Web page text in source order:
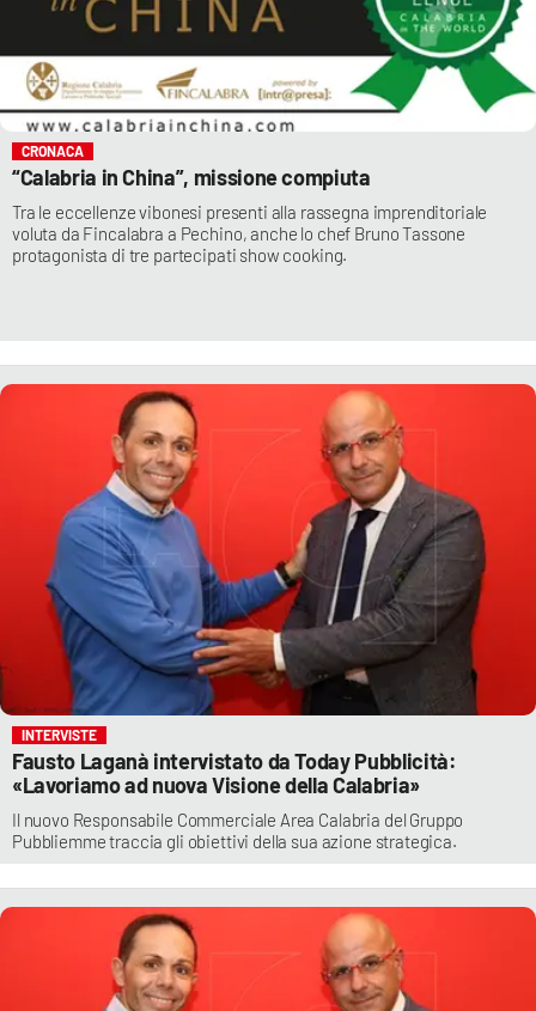
CRONACA
“Calabria in China”, missione compiuta
Tra le eccellenze vibonesi presenti alla rassegna imprenditoriale
voluta da Fincalabra a Pechino, anche lo chef Bruno Tassone
protagonista di tre partecipati show cooking.
INTERVISTE
Fausto Laganà intervistato da Today Pubblicità:
«Lavoriamo ad nuova Visione della Calabria»
Il nuovo Responsabile Commerciale Area Calabria del Gruppo
Pubbliemme traccia gli obiettivi della sua azione strategica.